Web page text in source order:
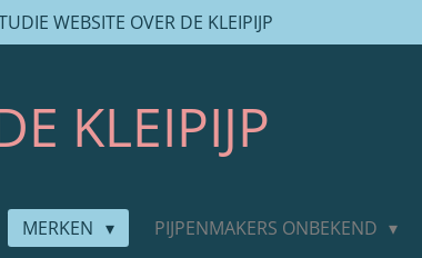
WEBSITE OVER DE KLEIPIJP
KLEIPIJP
MERKEN PIJPENMAKERS ONBEKEND